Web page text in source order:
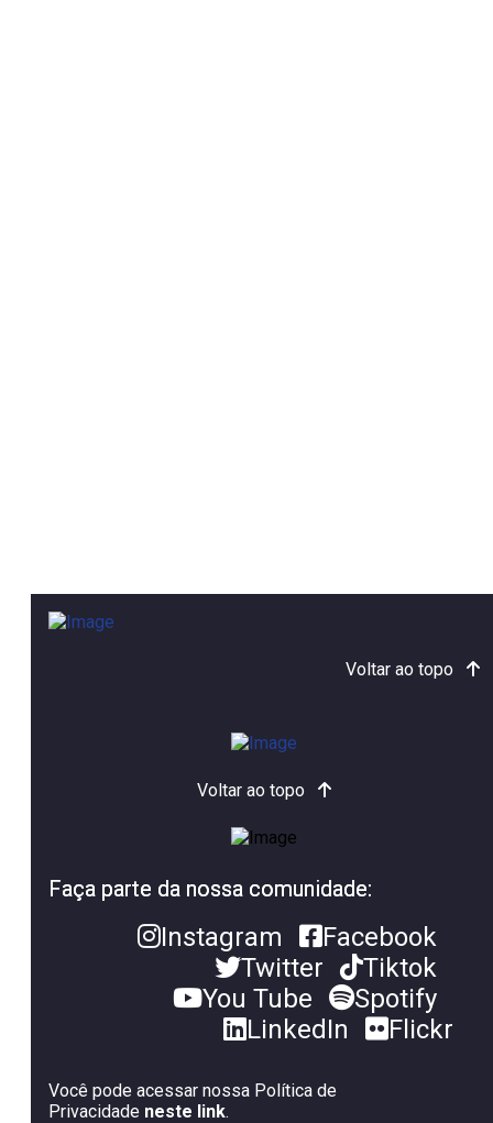
Voltar ao topo
Voltar ao topo
Faça parte da nossa comunidade:
Instagram
Facebook
Twitter
Tiktok
You Tube
Spotify
LinkedIn
Flickr
Você pode acessar nossa Política de
Privacidade neste link.